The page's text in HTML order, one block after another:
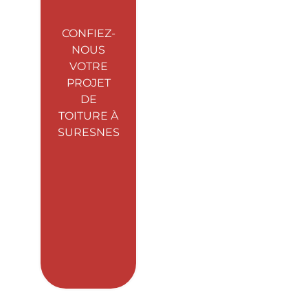
CONFIEZ-
NOUS
VOTRE
PROJET
DE
TOITURE À
SURESNES